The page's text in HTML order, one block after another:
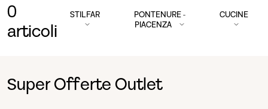
0
articoli
STILFAR
PONTENURE -
PIACENZA
CUCINE
Super Offerte Outlet